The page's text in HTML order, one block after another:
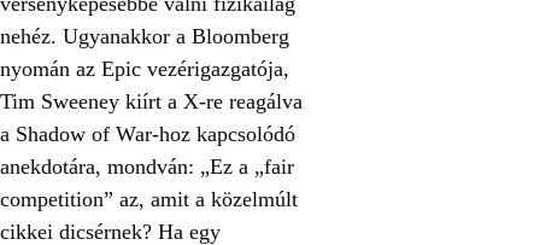
nehéz. Ugyanakkor a Bloomberg
nyomán az Epic vezérigazgatója,
Tim Sweeney kiírt a X-re reagálva
a Shadow of War-hoz kapcsolódó
anekdotára, mondván: „Ez a „fair
competition” az, amit a közelmúlt
cikkei dicsérnek? Ha egy